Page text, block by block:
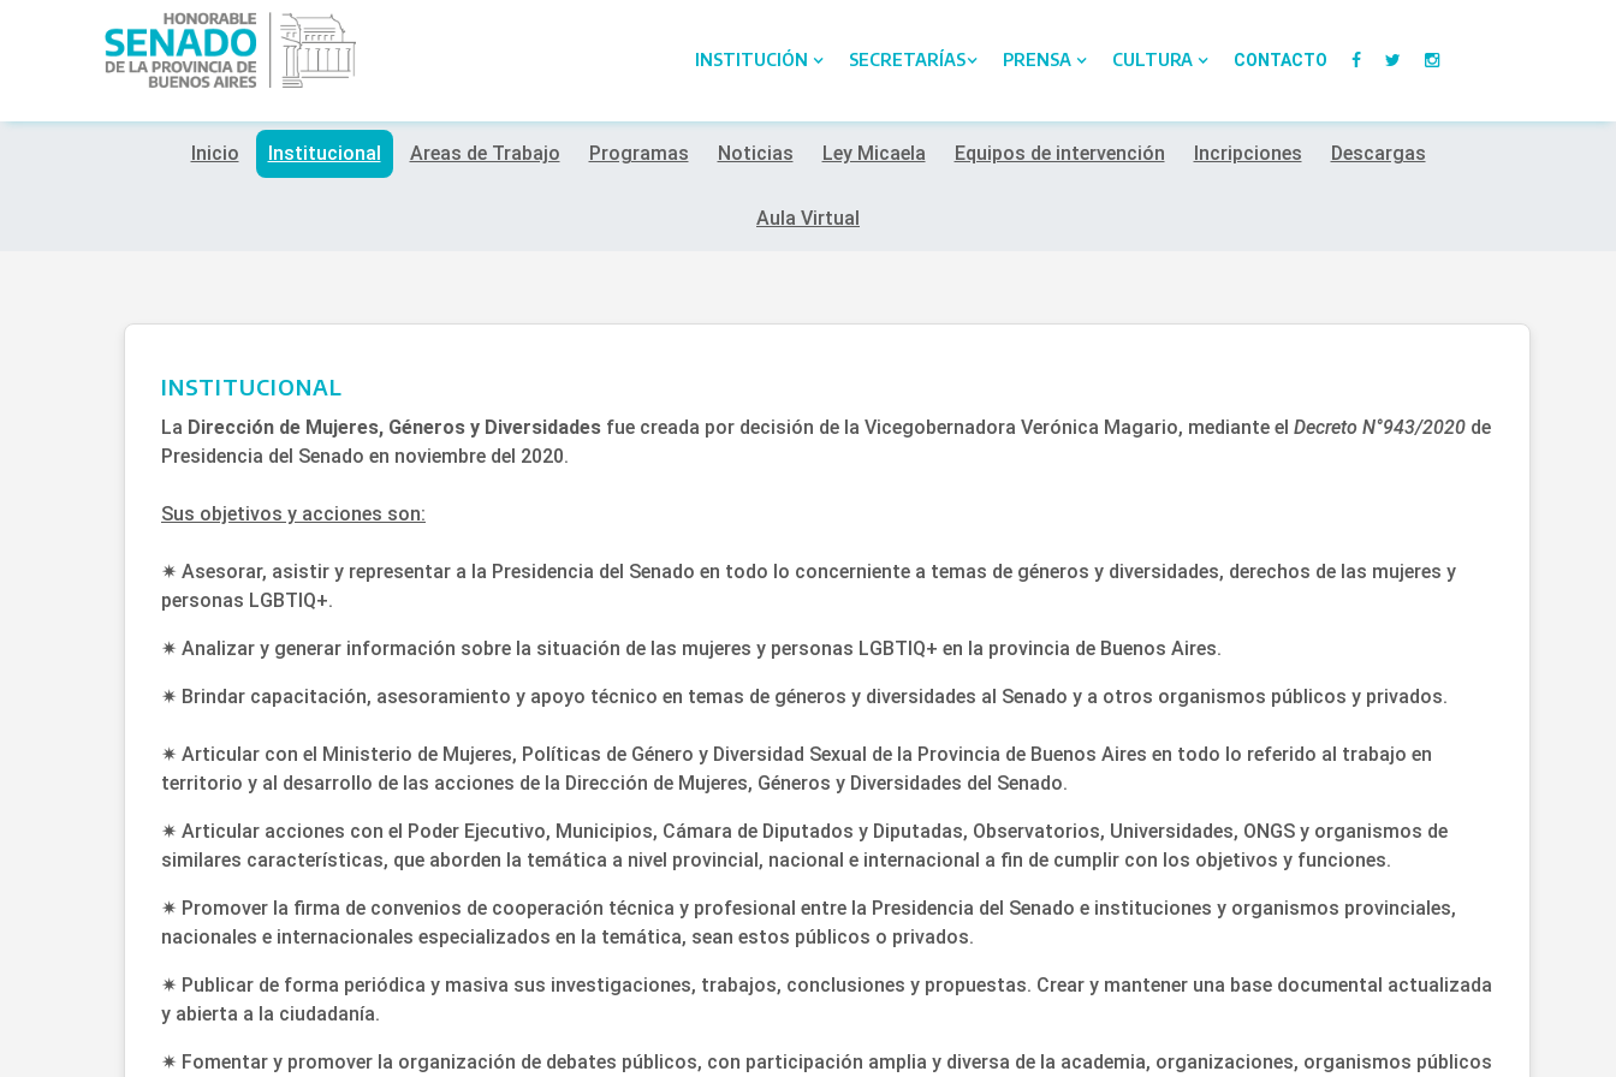
INSTITUCIÓN SECRETARÍAS PRENSA CULTURA CONTACTO
Inicio Institucional Areas de Trabajo Programas Noticias Ley Micaela Equipos de intervención Incripciones Descargas
Aula Virtual
INSTITUCIONAL
La Dirección de Mujeres, Géneros y Diversidades fue creada por decisión de la Vicegobernadora Verónica Magario, mediante el Decreto N°943/2020 de
Presidencia del Senado en noviembre del 2020.
Sus objetivos y acciones son:
✷ Asesorar, asistir y representar a la Presidencia del Senado en todo lo concerniente a temas de géneros y diversidades, derechos de las mujeres y
personas LGBTIQ+.
✷ Analizar y generar información sobre la situación de las mujeres y personas LGBTIQ+ en la provincia de Buenos Aires.
✷ Brindar capacitación, asesoramiento y apoyo técnico en temas de géneros y diversidades al Senado y a otros organismos públicos y privados.
✷ Articular con el Ministerio de Mujeres, Políticas de Género y Diversidad Sexual de la Provincia de Buenos Aires en todo lo referido al trabajo en
territorio y al desarrollo de las acciones de la Dirección de Mujeres, Géneros y Diversidades del Senado.
✷ Articular acciones con el Poder Ejecutivo, Municipios, Cámara de Diputados y Diputadas, Observatorios, Universidades, ONGS y organismos de
similares características, que aborden la temática a nivel provincial, nacional e internacional a fin de cumplir con los objetivos y funciones.
✷ Promover la firma de convenios de cooperación técnica y profesional entre la Presidencia del Senado e instituciones y organismos provinciales,
nacionales e internacionales especializados en la temática, sean estos públicos o privados.
✷ Publicar de forma periódica y masiva sus investigaciones, trabajos, conclusiones y propuestas. Crear y mantener una base documental actualizada
y abierta a la ciudadanía.
✷ Fomentar y promover la organización de debates públicos, con participación amplia y diversa de la academia, organizaciones, organismos públicos